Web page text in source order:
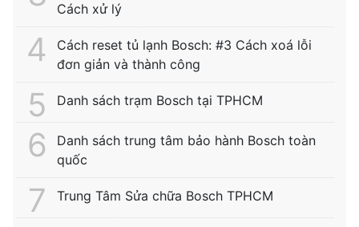
Cách xử lý
Cách reset tủ lạnh Bosch: #3 Cách xoá lỗi
đơn giản và thành công
Danh sách trạm Bosch tại TPHCM
Danh sách trung tâm bảo hành Bosch toàn
quốc
Trung Tâm Sửa chữa Bosch TPHCM